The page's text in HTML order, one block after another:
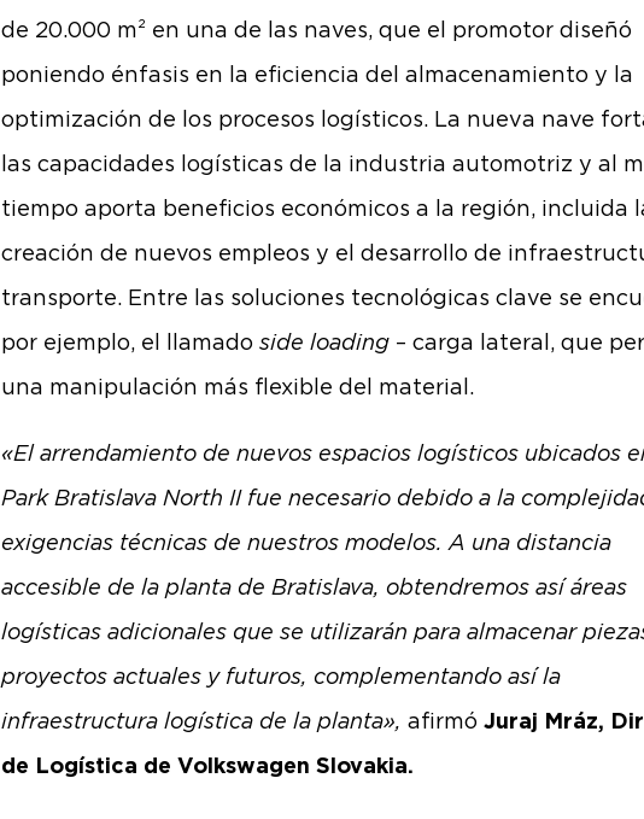
de 20.000 m² en una de las naves, que el promotor diseñó
poniendo énfasis en la eficiencia del almacenamiento y la
optimización de los procesos logísticos. La nueva nave
las capacidades logísticas de la industria automotriz y al
tiempo aporta beneficios económicos a la región, incluida
creación de nuevos empleos y el desarrollo de
transporte. Entre las soluciones tecnológicas clave se
por ejemplo, el llamado side loading – carga lateral, que
una manipulación más flexible del material.
«El arrendamiento de nuevos espacios logísticos ubicados
Park Bratislava North II fue necesario debido a la
exigencias técnicas de nuestros modelos. A una distancia
accesible de la planta de Bratislava, obtendremos así áreas
logísticas adicionales que se utilizarán para almacenar
proyectos actuales y futuros, complementando así la
infraestructura logística de la planta», afirmó Juraj Mráz,
de Logística de Volkswagen Slovakia.